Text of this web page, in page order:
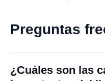
Preguntas
¿Cuáles son las